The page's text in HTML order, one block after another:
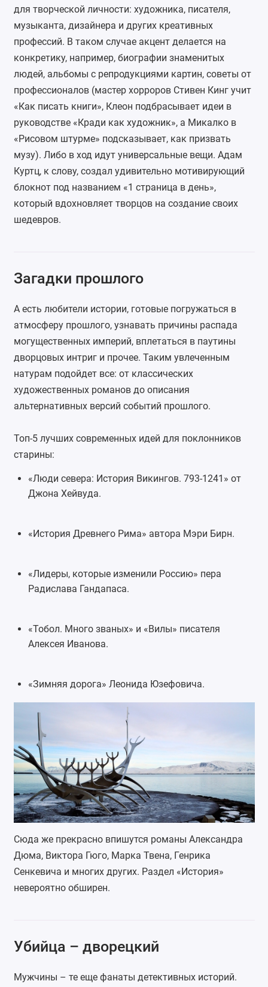
для творческой личности: художника, писателя,
музыканта, дизайнера и других креативных
профессий. В таком случае акцент делается на
конкретику, например, биографии знаменитых
людей, альбомы с репродукциями картин, советы от
профессионалов (мастер хорроров Стивен Кинг учит
«Как писать книги», Клеон подбрасывает идеи в
руководстве «Кради как художник», а Микалко в
«Рисовом штурме» подсказывает, как призвать
музу). Либо в ход идут универсальные вещи. Адам
Куртц, к слову, создал удивительно мотивирующий
блокнот под названием «1 страница в день»,
который вдохновляет творцов на создание своих
шедевров.
Загадки прошлого
А есть любители истории, готовые погружаться в
атмосферу прошлого, узнавать причины распада
могущественных империй, вплетаться в паутины
дворцовых интриг и прочее. Таким увлеченным
натурам подойдет все: от классических
художественных романов до описания
альтернативных версий событий прошлого.
Топ-5 лучших современных идей для поклонников
старины:
«Люди севера: История Викингов. 793-1241 » от
Джона Хейвуда.
«История Древнего Рима» автора Мэри Бирн.
«Лидеры, которые изменили Россию» пера
Радислава Гандапаса.
«Тобол. Много званых» и «Вилы» писателя
Алексея Иванова.
«Зимняя дорога» Леонида Юзефовича.
Сюда же прекрасно впишутся романы Александра
Дюма, Виктора Гюго, Марка Твена, Генрика
Сенкевича и многих других. Раздел «История»
невероятно обширен.
Убийца – дворецкий
Мужчины – те еще фанаты детективных историй.